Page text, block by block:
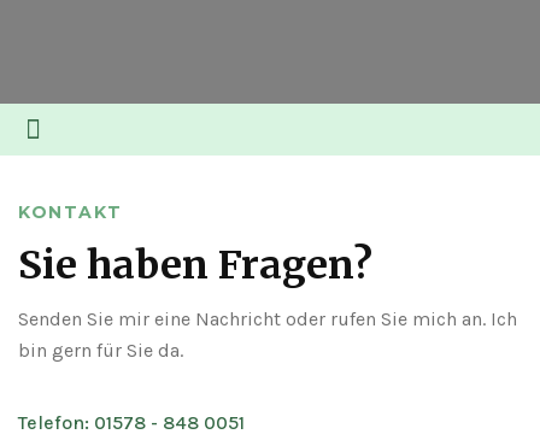
KONTAKT
Sie haben Fragen?
Senden Sie mir eine Nachricht oder rufen Sie mich an. Ich
bin gern für Sie da.
Telefon: 01578 - 848 0051